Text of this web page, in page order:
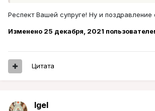
Респект Вашей супруге! Ну и поздравление
Изменено 25 декабря, 2021
Цитата
Igel